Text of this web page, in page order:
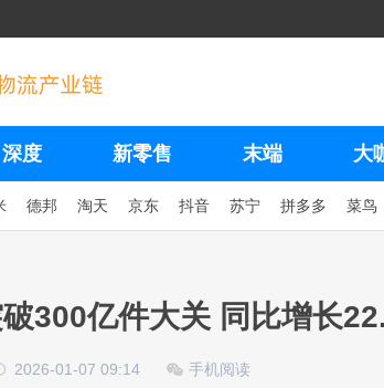
深度 新零售 末端 大
德邦 淘天 京东 抖音 苏宁 拼多多 菜鸟
300亿件大关 同比增长
2026-01-07 09:14 手机阅读